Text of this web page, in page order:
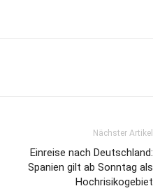
Nächster Artikel
Einreise nach Deutschland:
Spanien gilt ab Sonntag als
Hochrisikogebiet